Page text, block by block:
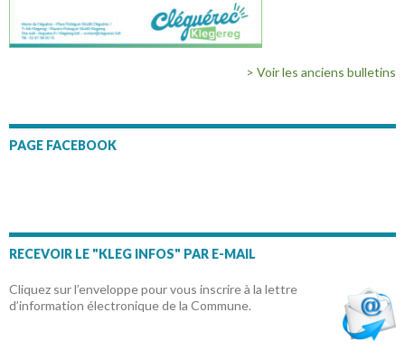
> Voir les anciens bulletins
PAGE FACEBOOK
RECEVOIR LE "KLEG INFOS" PAR E-MAIL
Cliquez sur l’enveloppe pour vous inscrire à la lettre
d’information électronique de la Commune.